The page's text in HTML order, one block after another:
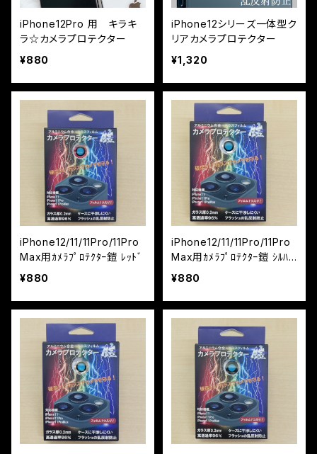
iPhone12Pro 用 キラキ
ラ☆カメラプロテクター
¥880
iPhone12シリーズ一体型ク
リアカメラプロテクター
¥1,320
iPhone12/11/11Pro/11Pro
Max用ｶﾒﾗﾌﾟﾛﾃｸﾀｰ鎧 ﾚｯﾄﾞ
¥880
iPhone12/11/11Pro/11Pro
Max用ｶﾒﾗﾌﾟﾛﾃｸﾀｰ鎧 ｼﾙﾊﾞ
ｰ
¥880